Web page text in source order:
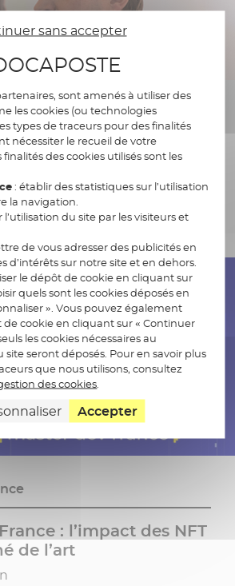
Pourquoi l’IA a besoin
: l’impact des NFT
de l’art
sans accepter
sont amenés à utiliser des
les cookies (ou technologies
types de traceurs pour des finalités
nécessiter le recueil de votre
des cookies utilisés sont les
: établir des statistiques sur l’utilisation
la navigation.
l’utilisation du site par les visiteurs et
de vous adresser des publicités en
d’intérêts sur notre site et en dehors.
le dépôt de cookie en cliquant sur
quels sont les cookies déposés en
». Vous pouvez également
cookie en cliquant sur « Continuer
les cookies nécessaires au
seront déposés. Pour en savoir plus
que nous utilisons, consultez
des cookies
Accepter